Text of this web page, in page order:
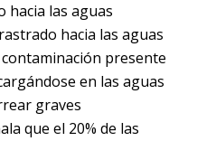
las aguas
hacia las aguas
presente
en las aguas
graves
que el 20% de las